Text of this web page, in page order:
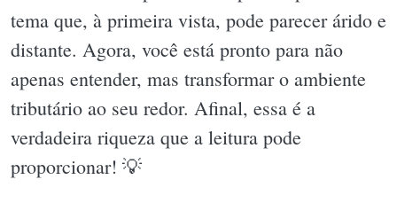
tema que, à primeira vista, pode parecer árido e
distante. Agora, você está pronto para não
apenas entender, mas transformar o ambiente
tributário ao seu redor. Afinal, essa é a
verdadeira riqueza que a leitura pode
proporcionar! 💡